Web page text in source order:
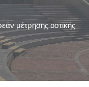
μέτρησης οστικής